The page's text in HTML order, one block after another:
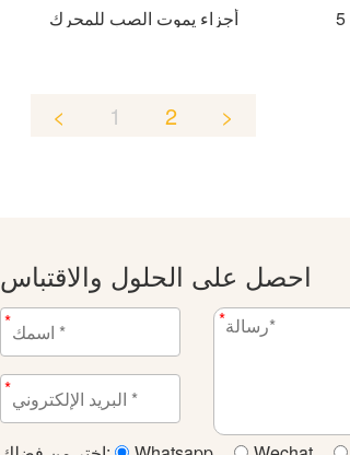
أجزاء يموت الصب للمحرك الدقة 5 Axis أجزاء تشكيله باستخدام
< 1 2 >
احصل على الحلول والاقتباس
*
*
*